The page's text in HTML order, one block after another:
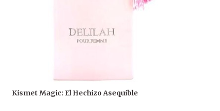
Kismet Magic: El Hechizo Asequible